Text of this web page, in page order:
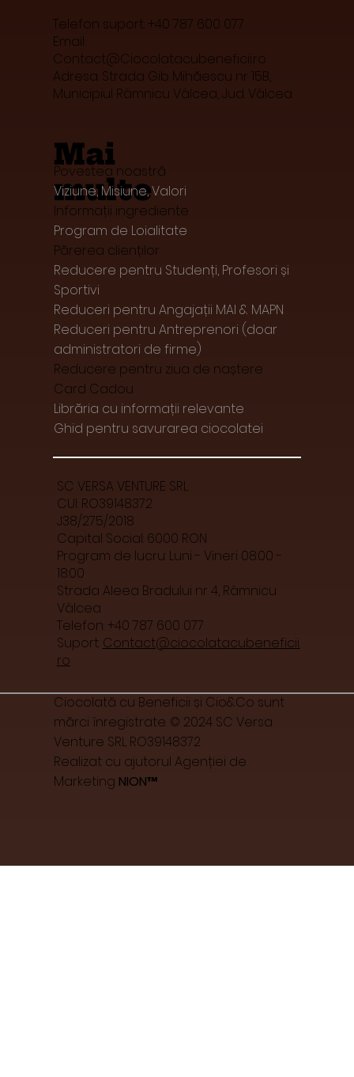
Mai
multe
Telefon suport: +40 787 600 077
Email:
Contact@Ciocolatacubeneficii.ro
Adresa: Strada Gib Mihăescu nr 15B,
Municipiul Râmnicu Vâlcea, Jud. Vâlcea
Povestea noastră
Viziune, Misiune, Valori
Informații ingrediente
Program de Loialitate
Părerea clienților
Reducere pentru Studenți, Profesori și
Sportivi
Reduceri pentru Angajații MAI & MAPN
Reduceri pentru Antreprenori (doar
administratori de firme)
Reducere pentru ziua de naștere
Card Cadou
Librăria cu informații relevante
Ghid pentru savurarea ciocolatei
SC VERSA VENTURE SRL
CUI: RO39148372
J38/275/2018
Capital Social: 6000 RON
Program de lucru: Luni - Vineri 08:00 -
18:00
Strada Aleea Bradului nr 4, Râmnicu
Vâlcea
Telefon: +40 787 600 077
Suport: Contact@ciocolatacubeneficii.
ro
Ciocolată cu Beneficii și Cio&Co sunt
mărci înregistrate. © 2024 SC Versa
Venture SRL RO39148372
Realizat cu ajutorul Agenției de
Marketing NION™